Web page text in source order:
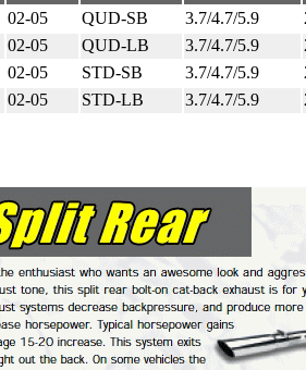
02-05 QUD-SB 3.7/4.7/5.9
02-05 QUD-LB 3.7/4.7/5.9
02-05 STD-SB 3.7/4.7/5.9
02-05 STD-LB 3.7/4.7/5.9